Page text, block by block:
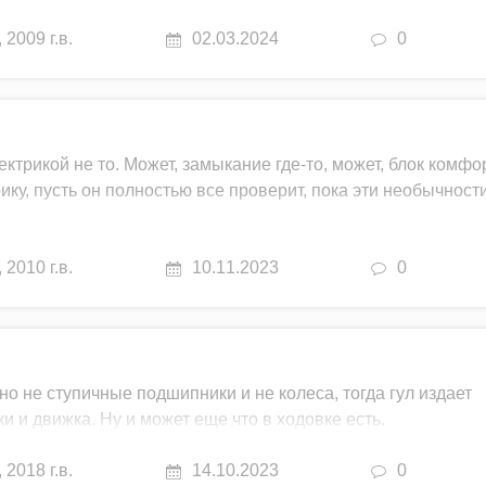
2009 г.в. 02.03.2024 0
не то. Может, замыкание где-то, может, блок
пусть он полностью все проверит, пока эти
2010 г.в. 10.11.2023 0
не ступичные подшипники и не колеса, тогда гул издает
и движка. Ну и может еще что в ходовке есть.
2018 г.в. 14.10.2023 0